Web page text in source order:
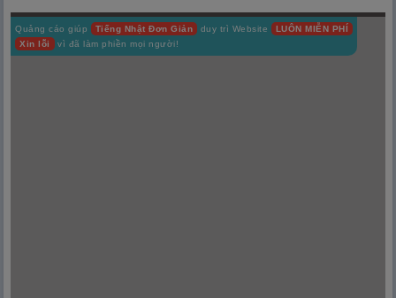
Quảng cáo giúp Tiếng Nhật Đơn Giản duy trì Website
LUÔN MIỄN PHÍ
Xin lỗi
vì đã làm phiền mọi người!